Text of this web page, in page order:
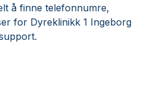
å finne telefonnumre,
for Dyreklinikk 1 Ingeborg